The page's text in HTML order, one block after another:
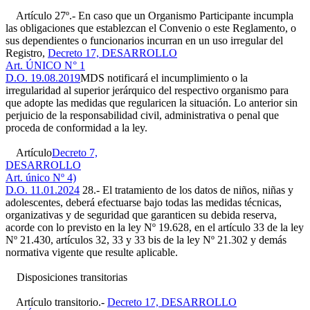
Artículo 27º.- En caso que un Organismo Participante incumpla
las obligaciones que establezcan el Convenio o este Reglamento, o
sus dependientes o funcionarios incurran en un uso irregular del
Registro, Decreto 17, DESARROLLO
Art. ÚNICO N° 1
D.O. 19.08.2019MDS notificará el incumplimiento o la
irregularidad al superior jerárquico del respectivo organismo para
que adopte las medidas que regularicen la situación. Lo anterior sin
perjuicio de la responsabilidad civil, administrativa o penal que
proceda de conformidad a la ley.
ArtículoDecreto 7,
DESARROLLO
Art. único Nº 4)
D.O. 11.01.2024 28.- El tratamiento de los datos de niños, niñas y
adolescentes, deberá efectuarse bajo todas las medidas técnicas,
organizativas y de seguridad que garanticen su debida reserva,
acorde con lo previsto en la ley Nº 19.628, en el artículo 33 de la ley
Nº 21.430, artículos 32, 33 y 33 bis de la ley Nº 21.302 y demás
normativa vigente que resulte aplicable.
Disposiciones transitorias
Artículo transitorio.- Decreto 17, DESARROLLO